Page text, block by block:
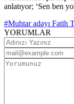
anlatıyor; ‘Sen ben
#Muhtar adayı Fatih
YORUMLAR